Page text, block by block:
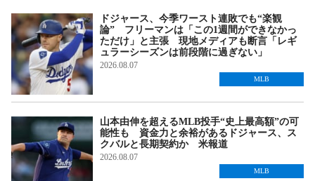
ドジャース、今季ワースト連敗でも“楽観
論” フリーマンは「この1週間ができなかっ
ただけ」と主張 現地メディアも断言「レギ
ュラーシーズンは前段階に過ぎない」
2026.08.07
MLB
山本由伸を超えるMLB投手“史上最高額”の可
能性も 資金力と余裕があるドジャース、ス
クバルと長期契約か 米報道
2026.08.07
MLB